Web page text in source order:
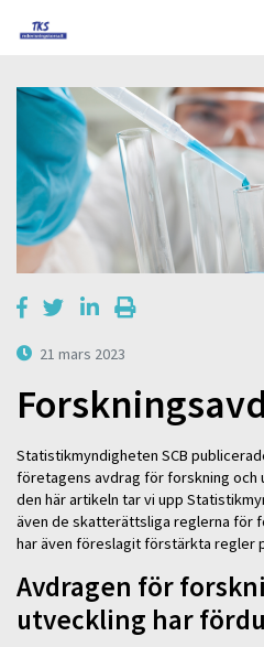
21 mars 2023
Statistikmyndigheten SCB
företagens avdrag för forskning
den här artikeln tar vi upp
även de skatterättsliga reglerna för
har även föreslagit förstärkta regler
Avdragen för
utveckling har